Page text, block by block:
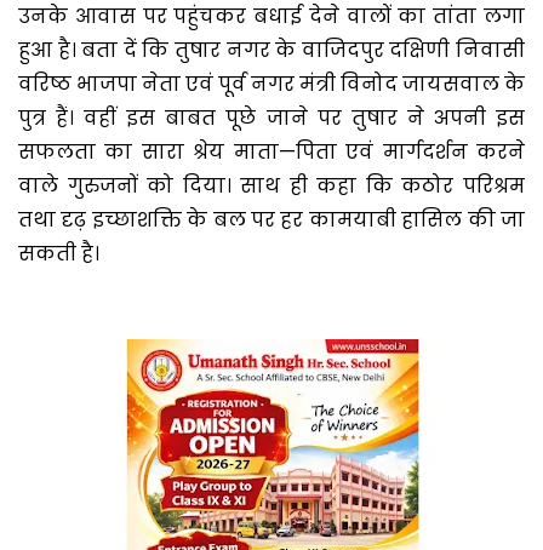
उनके आवास पर पहुंचकर बधाई देने वालों का तांता लगा
हुआ है। बता दें कि तुषार नगर के वाजिदपुर दक्षिणी निवासी
वरिष्ठ भाजपा नेता एवं पूर्व नगर मंत्री विनोद जायसवाल के
पुत्र हैं। वहीं इस बाबत पूछे जाने पर तुषार ने अपनी इस
सफलता का सारा श्रेय माता—पिता एवं मार्गदर्शन करने
वाले गुरुजनों को दिया। साथ ही कहा कि कठोर परिश्रम
तथा दृढ़ इच्छाशक्ति के बल पर हर कामयाबी हासिल की जा
सकती है।